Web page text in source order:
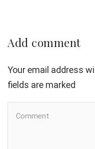
Add comment
Your email address
fields are marked